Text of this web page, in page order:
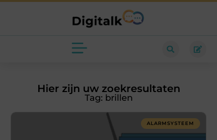
Hier zijn uw zoekresultaten
Tag: brillen
ALARMSYSTEEM